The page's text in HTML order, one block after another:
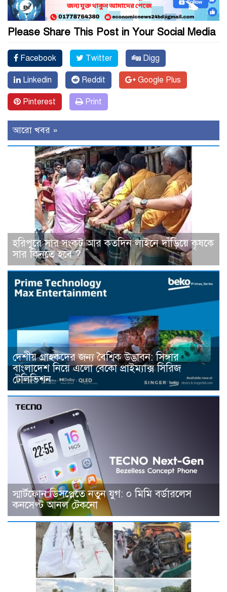
Please Share This Post in Your Social Media
Facebook Twitter Digg
Linkedin Reddit Google Plus
Pinterest Print
আরো খবর »
হরিপুরে সার সংকট আর কতদিন লাইনে দাঁড়িয়ে কৃষকে
সার কিনতে হবে ?
দেশীয় গ্রাহকদের জন্য বৈশ্বিক উদ্ভাবন: সিঙ্গার
বাংলাদেশ নিয়ে এলো বেকো প্রাইম্যাক্স সিরিজ
টেলিভিশন
স্মার্টফোন ডিসপ্লেতে নতুন যুগ: ০ মিমি বর্ডারলেস
কনসেপ্ট আনল টেকনো